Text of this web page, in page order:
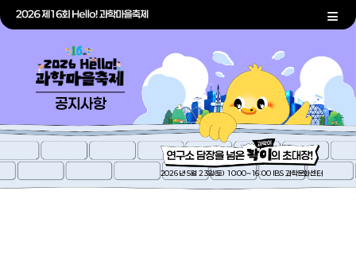
공지사항
2026년 5월 23일(토) 10:00~16:00 IBS 과학문화센터